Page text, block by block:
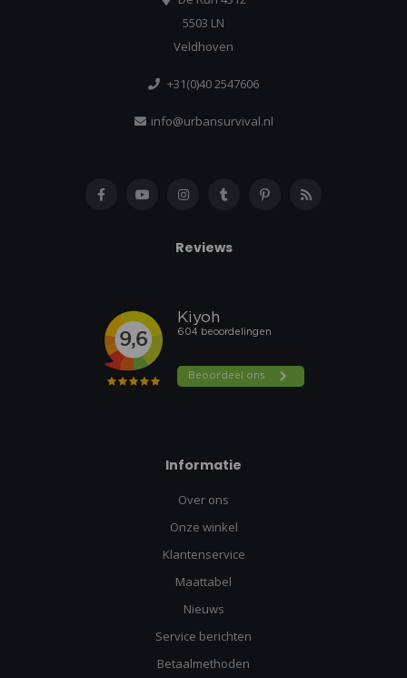
5503 LN
Veldhoven
+31(0)40 2547606
info@urbansurvival.nl
Reviews
Informatie
Over ons
Onze winkel
Klantenservice
Maattabel
Nieuws
Service berichten
Betaalmethoden